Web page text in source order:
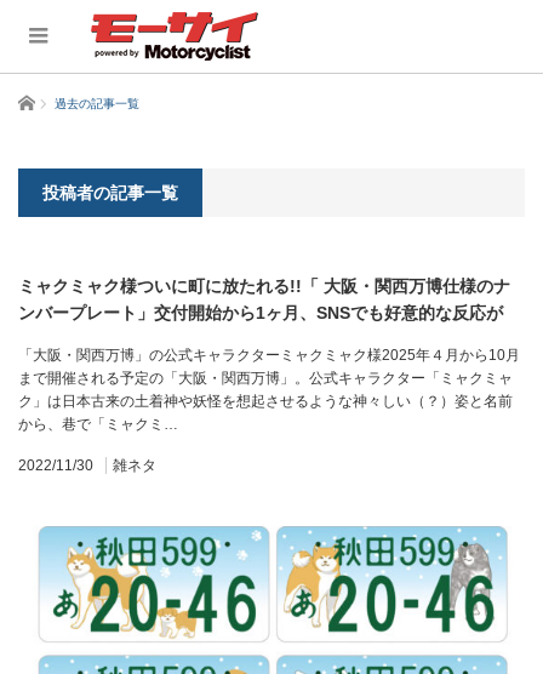
ホーム 過去の記事一覧
投稿者の記事一覧
ミャクミャク様ついに町に放たれる!!「 大阪・関西万博仕様のナ
ンバープレート」交付開始から1ヶ月、SNSでも好意的な反応が
「大阪・関西万博」の公式キャラクターミャクミャク様2025年４月から10月
まで開催される予定の「大阪・関西万博」。公式キャラクター「ミャクミャ
ク」は日本古来の土着神や妖怪を想起させるような神々しい（？）姿と名前
から、巷で「ミャクミ…
2022/11/30 雑ネタ